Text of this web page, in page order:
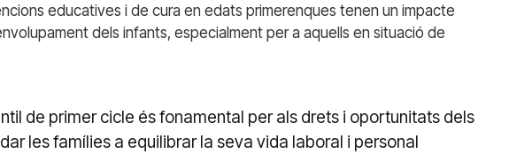
educatives i de cura en edats primerenques tenen un impacte
dels infants, especialment per a aquells en situació de
de primer cicle és fonamental per als drets i oportunitats dels
les famílies a equilibrar la seva vida laboral i personal